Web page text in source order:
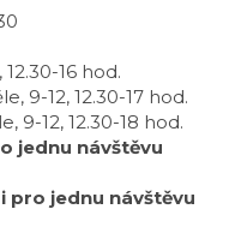
16 hod.
9-12, 12.30-17 hod.
9-12, 12.30-18 hod.
jednu návštěvu
pro jednu návštěvu